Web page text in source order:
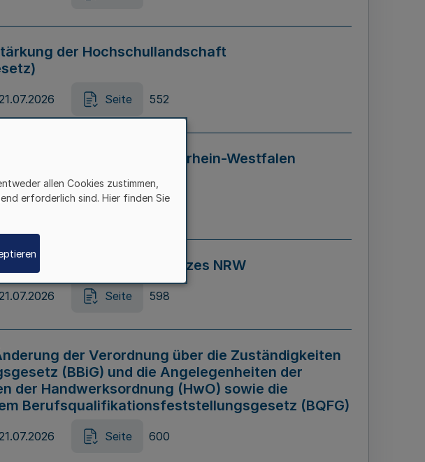
der Hochschullandschaft
Seite 552
Diskriminierung in Nordrhein-Westfalen
– LADG NRW)
Seite 595
Online-Casinospiel Gesetzes NRW
Seite 598
der Verordnung über die Zuständigkeiten
(BBiG) und die Angelegenheiten der
der Handwerksordnung (HwO) sowie die
Berufsqualifikationsfeststellungsgesetz (BQFG)
Seite 600
allen Cookies zustimmen,
erforderlich sind. Hier finden Sie